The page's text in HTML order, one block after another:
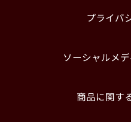
プライバ
ソーシャルメ
商品に関す